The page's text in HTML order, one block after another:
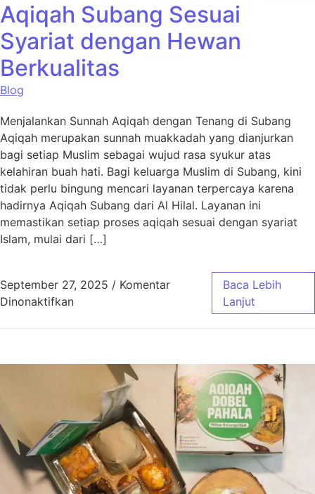
Aqiqah Subang Sesuai
Syariat dengan Hewan
Berkualitas
Blog
Menjalankan Sunnah Aqiqah dengan Tenang di Subang
Aqiqah merupakan sunnah muakkadah yang dianjurkan
bagi setiap Muslim sebagai wujud rasa syukur atas
kelahiran buah hati. Bagi keluarga Muslim di Subang, kini
tidak perlu bingung mencari layanan terpercaya karena
hadirnya Aqiqah Subang dari Al Hilal. Layanan ini
memastikan setiap proses aqiqah sesuai dengan syariat
Islam, mulai dari […]
September 27, 2025 / Komentar
Dinonaktifkanpada Aqiqah Subang Sesuai Syariat dengan
Baca Lebih
Lanjut